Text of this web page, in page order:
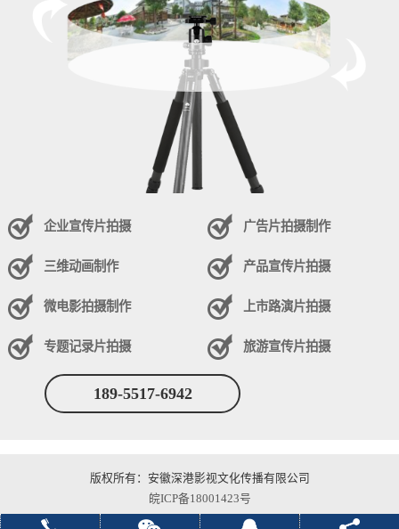
企业宣传片拍摄 广告片拍摄制作
三维动画制作 产品宣传片拍摄
微电影拍摄制作 上市路演片拍摄
专题记录片拍摄 旅游宣传片拍摄
189-5517-6942
版权所有：安徽深港影视文化传播有限公司
皖ICP备18001423号